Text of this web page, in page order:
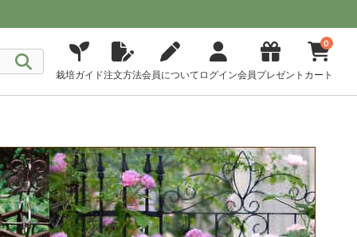
栽培ガイド注文方法会員について ログイン会員プレゼント
0
カート